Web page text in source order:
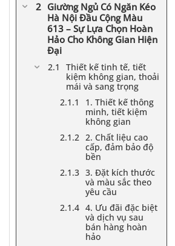
Giường Ngủ Có Ngăn Kéo
Hà Nội Đầu Cộng Màu
613 – Sự Lựa Chọn Hoàn
Hảo Cho Không Gian Hiện
Đại
Thiết kế tinh tế, tiết
kiệm không gian, thoải
mái và sang trọng
1. Thiết kế thông
minh, tiết kiệm
không gian
2. Chất liệu cao
cấp, đảm bảo độ
bền
3. Đặt kích thước
và màu sắc theo
yêu cầu
4. Ưu đãi đặc biệt
và dịch vụ sau
bán hàng hoàn
hảo